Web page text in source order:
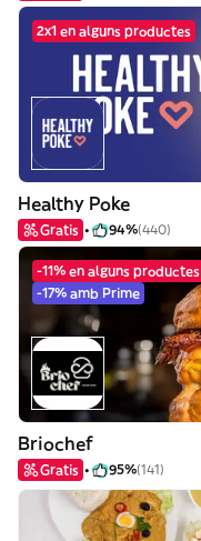
2x1 en alguns productes
Healthy Poke
Gratis 94%(440)
-11% en alguns productes
-17% amb Prime
Briochef
Gratis 95%(141)